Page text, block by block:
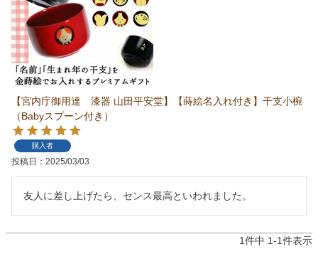
【宮内庁御用達 漆器 山田平安堂】【蒔絵名入れ付き】干支小椀
（Babyスプーン付き）
購入者
投稿日 2025/03/03
友人に差し上げたら、センス最高といわれました。
1件中 1-1件表示